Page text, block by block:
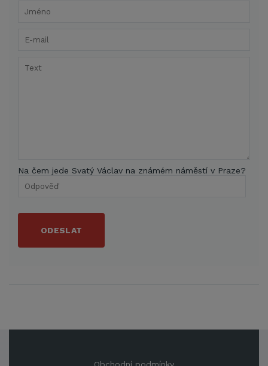
Na čem jede Svatý Václav na známém náměstí v Praze?
ODESLAT
Obchodní podmínky